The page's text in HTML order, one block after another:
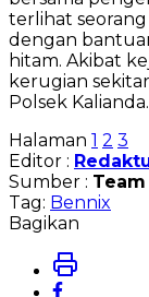
terlihat
dengan
hitam. Akibat
kerugian
Polsek Kalianda.
Halaman 1 2 3
Editor :
Sumber : Team
Tag: Bennix
Bagikan